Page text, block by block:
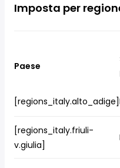
Imposta per
Paese
[regions_italy.alto_adige]
[regions_italy.friuli-
v.giulia]